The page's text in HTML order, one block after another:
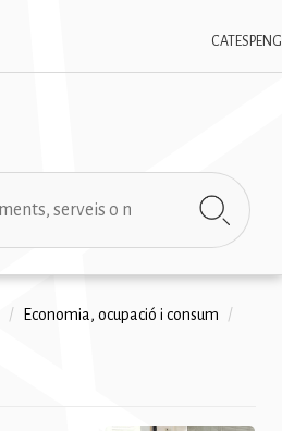
CAT ESPENG
/ Economia, ocupació i consum
/